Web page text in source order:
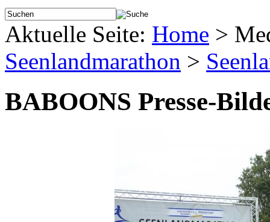
Aktuelle Seite: Home >
Seenlandmarathon >
BABOONS Presse-